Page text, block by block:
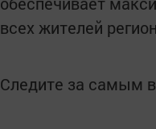
всех жителей
Следите за самым